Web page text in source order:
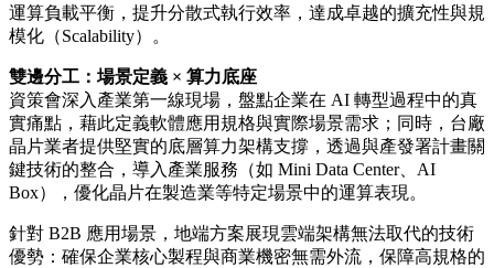
運算負載平衡，提升分散式執行效率，達成卓越的擴充性與規
模化（Scalability）。
雙邊分工：場景定義 × 算力底座
資策會深入產業第一線現場，盤點企業在 AI 轉型過程中的真
實痛點，藉此定義軟體應用規格與實際場景需求；同時，台廠
晶片業者提供堅實的底層算力架構支撐，透過與產發署計畫關
鍵技術的整合，導入產業服務（如 Mini Data Center、AI
Box），優化晶片在製造業等特定場景中的運算表現。
針對 B2B 應用場景，地端方案展現雲端架構無法取代的技術
優勢：確保企業核心製程與商業機密無需外流，保障高規格的